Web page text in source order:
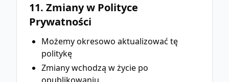
11. Zmiany w Polityce
Prywatności
Możemy okresowo aktualizować tę
politykę
Zmiany wchodzą w życie po